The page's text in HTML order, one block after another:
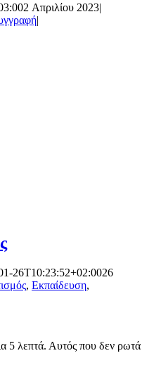
2 Απριλίου 2023|
|
26T10:23:52+02:0026
, Εκπαίδευση,
5 λεπτά. Αυτός που δεν ρωτά